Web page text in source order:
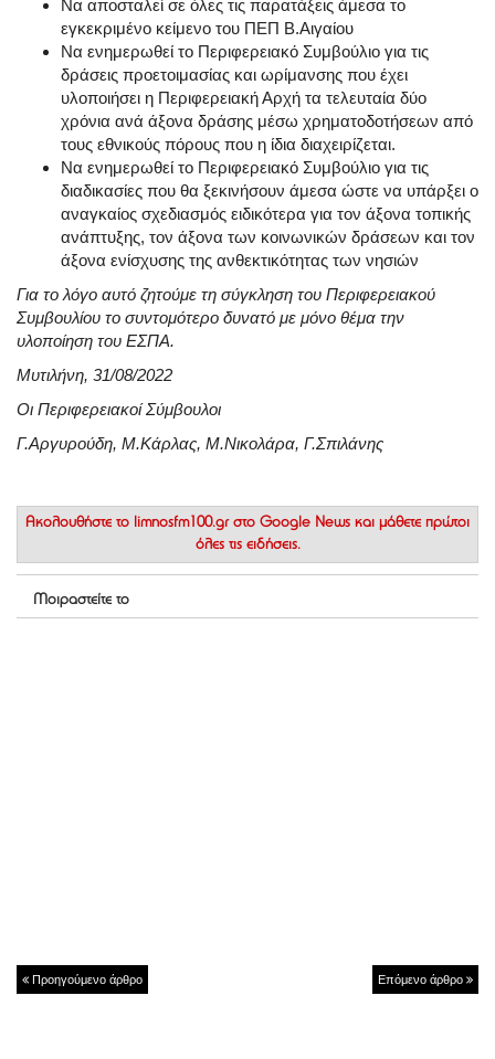
Να αποσταλεί σε όλες τις παρατάξεις άμεσα το
εγκεκριμένο κείμενο του ΠΕΠ Β.Αιγαίου
Να ενημερωθεί το Περιφερειακό Συμβούλιο για τις
δράσεις προετοιμασίας και ωρίμανσης που έχει
υλοποιήσει η Περιφερειακή Αρχή τα τελευταία δύο
χρόνια ανά άξονα δράσης μέσω χρηματοδοτήσεων από
τους εθνικούς πόρους που η ίδια διαχειρίζεται.
Να ενημερωθεί το Περιφερειακό Συμβούλιο για τις
διαδικασίες που θα ξεκινήσουν άμεσα ώστε να υπάρξει ο
αναγκαίος σχεδιασμός ειδικότερα για τον άξονα τοπικής
ανάπτυξης, τον άξονα των κοινωνικών δράσεων και τον
άξονα ενίσχυσης της ανθεκτικότητας των νησιών
Για το λόγο αυτό ζητούμε τη σύγκληση του Περιφερειακού
Συμβουλίου το συντομότερο δυνατό με μόνο θέμα την
υλοποίηση του ΕΣΠΑ.
Μυτιλήνη, 31/08/2022
Οι Περιφερειακοί Σύμβουλοι
Γ.Αργυρούδη, Μ.Κάρλας, Μ.Νικολάρα, Γ.Σπιλάνης
Ακολουθήστε το limnosfm100.gr στο Google News και μάθετε πρώτοι
όλες τις ειδήσεις.
Μοιραστείτε το
Προηγούμενο άρθρο Επόμενο άρθρο